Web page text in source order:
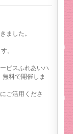
ました。
。
ビスふれあいハ
料で開催しま
ご活用くださ